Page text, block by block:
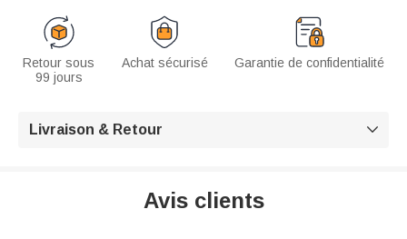
Retour sous
99 jours
Achat sécurisé Garantie de confidentialité
Livraison & Retour 
Avis clients